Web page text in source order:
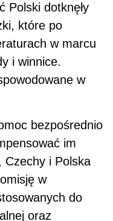
Polski dotknęły
które po
w marcu
i winnice.
w
bezpośrednio
im
Czechy i Polska
w
do
oraz